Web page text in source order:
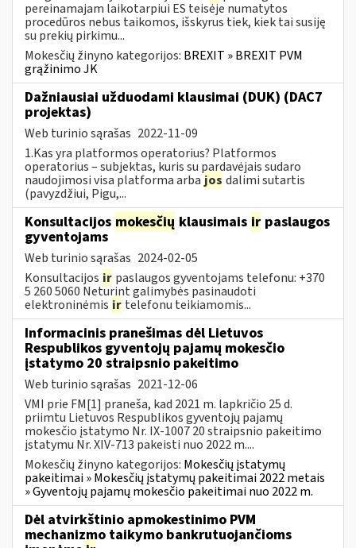
pereinamajam laikotarpiui ES teisėje numatytos
procedūros nebus taikomos, išskyrus tiek, kiek tai susiję
su prekių pirkimu...
Mokesčių žinyno kategorijos: BREXIT » BREXIT PVM
grąžinimo JK
Dažniausiai užduodami klausimai (DUK) (DAC7
projektas)
Web turinio sąrašas 2022-11-09
1.Kas yra platformos operatorius? Platformos
operatorius – subjektas, kuris su pardavėjais sudaro
naudojimosi visa platforma arba jos dalimi sutartis
(pavyzdžiui, Pigu,...
Konsultacijos mokesčių klausimais ir paslaugos
gyventojams
Web turinio sąrašas 2024-02-05
Konsultacijos ir paslaugos gyventojams telefonu: +370
5 260 5060 Neturint galimybės pasinaudoti
elektroninėmis ir telefonu teikiamomis...
Informacinis pranešimas dėl Lietuvos
Respublikos gyventojų pajamų mokesčio
įstatymo 20 straipsnio pakeitimo
Web turinio sąrašas 2021-12-06
VMI prie FM[1] praneša, kad 2021 m. lapkričio 25 d.
priimtu Lietuvos Respublikos gyventojų pajamų
mokesčio įstatymo Nr. IX-1007 20 straipsnio pakeitimo
įstatymu Nr. XIV-713 pakeisti nuo 2022 m....
Mokesčių žinyno kategorijos: Mokesčių įstatymų
pakeitimai » Mokesčių įstatymų pakeitimai 2022 metais
» Gyventojų pajamų mokesčio pakeitimai nuo 2022 m.
Dėl atvirkštinio apmokestinimo PVM
mechanizmo taikymo bankrutuojančioms